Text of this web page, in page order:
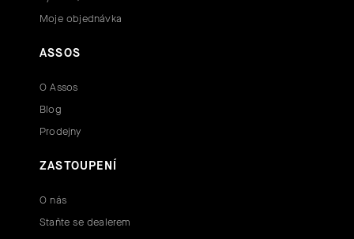
Moje objednávka
ASSOS
O Assos
Blog
Prodejny
ZASTOUPENÍ
O nás
Staňte se dealerem